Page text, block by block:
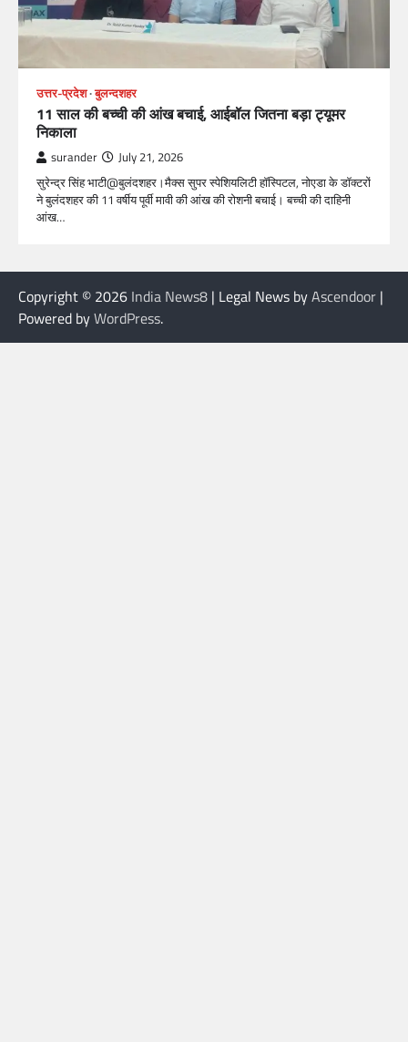
उत्तर-प्रदेश बुलन्दशहर
11 साल की बच्ची की आंख बचाई, आईबॉल जितना बड़ा ट्यूमर
निकाला
surander July 21, 2026
सुरेन्द्र सिंह भाटी@बुलंदशहर।मैक्स सुपर स्पेशियलिटी हॉस्पिटल, नोएडा के डॉक्टरों
ने बुलंदशहर की 11 वर्षीय पूर्वी मावी की आंख की रोशनी बचाई। बच्ची की दाहिनी
आंख…
Copyright © 2026 India News8 | Legal News byAscendoor |
Powered byWordPress.